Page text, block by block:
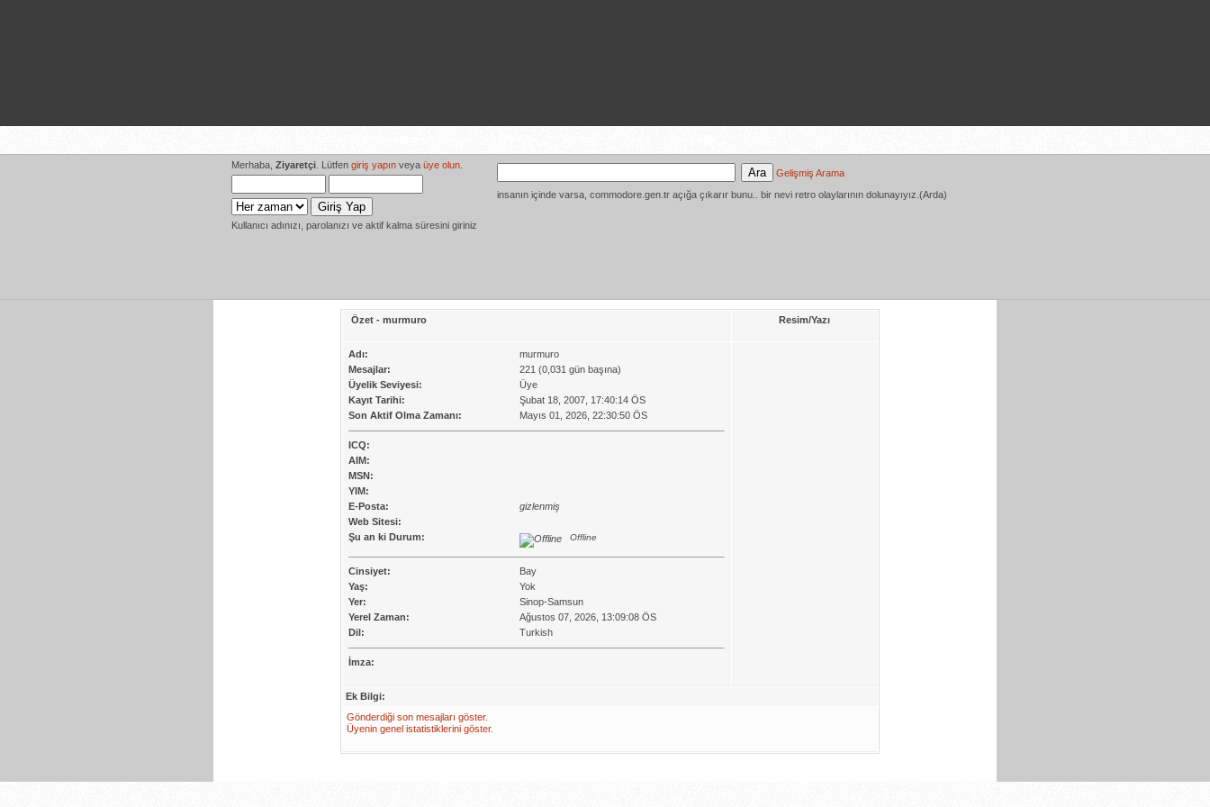
Merhaba, Ziyaretçi . Lütfen giriş yapın veya üye olun
Kullanıcı adınızı, parolanızı ve aktif kalma süresini giriniz
Gelişmiş Arama
insanın içinde varsa, commodore.gen.tr açığa çıkarır bunu.. bir nevi retro olaylarının dolunayıyız.(Arda)
Özet - murmuro Resim/Yazı
Adı:
murmuro
Mesajlar:
221 (0,031 gün başına)
Üyelik Seviyesi:
Üye
Kayıt Tarihi:
Şubat 18, 2007, 17:40:14 ÖS
Son Aktif Olma Zamanı:
Mayıs 01, 2026, 22:30:50 ÖS
ICQ:
AIM:
MSN:
YIM:
E-Posta:
gizlenmiş
Web Sitesi:
Şu an ki Durum:
Offline
Cinsiyet:
Bay
Yaş:
Yok
Yer:
Sinop-Samsun
Yerel Zaman:
Ağustos 07, 2026, 13:09:08 ÖS
Dil:
Turkish
İmza:
Ek Bilgi:
Gönderdiği son mesajları göster.
Üyenin genel istatistiklerini göster.